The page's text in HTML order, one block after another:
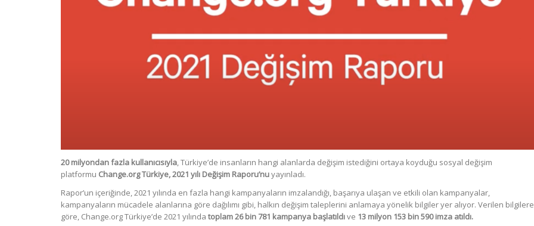
20 milyondan fazla kullanıcısıyla, Türkiye’de insanların hangi alanlarda değişim istediğini ortaya koyduğu sosyal değişim
platformu Change.org Türkiye, 2021 yılı Değişim Raporu’nuyayınladı.
Rapor’un içeriğinde, 2021 yılında en fazla hangi kampanyaların imzalandığı, başarıya ulaşan ve etkili olan kampanyalar,
kampanyaların mücadele alanlarına göre dağılımı gibi, halkın değişim taleplerini anlamaya yönelik bilgiler yer alıyor. Verilen bilgilere
göre, Change.org Türkiye’de 2021 yılında toplam 26 bin 781 kampanya başlatıldıve 13 milyon 153 bin 590 imza atıldı.